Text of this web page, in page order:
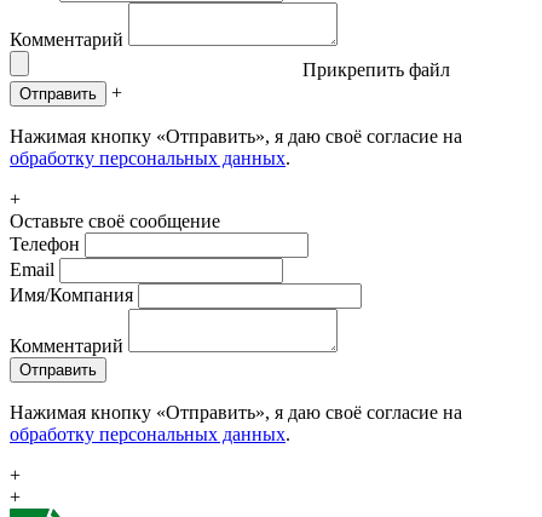
Комментарий
Прикрепить файл
Отправить +
Нажимая кнопку «Отправить», я даю своё согласие на
обработку персональных данных.
+
Оставьте своё сообщение
Телефон
Email
Имя/Компания
Комментарий
Отправить
Нажимая кнопку «Отправить», я даю своё согласие на
обработку персональных данных.
+
+